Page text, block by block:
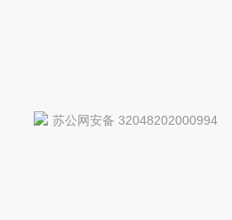
苏公网安备 32048202000994